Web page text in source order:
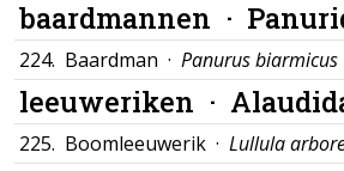
baardmannen ·
224. Baardman · Panurus biarmicus
leeuweriken ·
225. Boomleeuwerik · Lullula